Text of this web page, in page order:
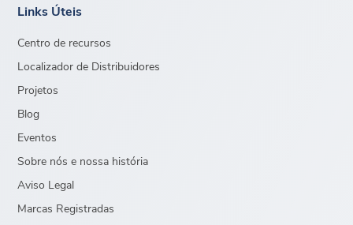
Links Úteis
Centro de recursos
Localizador de Distribuidores
Projetos
Blog
Eventos
Sobre nós e nossa história
Aviso Legal
Marcas Registradas